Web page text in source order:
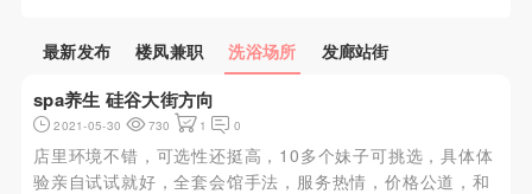
最新发布
楼凤兼职 洗浴场所 发廊站街
spa养生 硅谷大街方向
2021-05-30 730 1 0
店里环境不错，可选性还挺高，10多个妹子可挑选，具体体
验亲自试试就好，全套会馆手法，服务热情，价格公道，和